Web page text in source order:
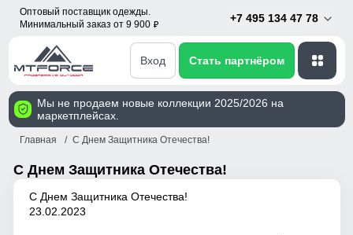
Оптовый поставщик одежды.
Минимальный заказ от 9 900 p
+7 495 134 47 78
Вход Стать партнёром
Мы не продаем новые коллекции 2025/2026 на
маркетплейсах.
Главная С Днем Защитника Отечества!
С Днем Защитника Отечества!
С Днем Защитника Отечества!
23.02.2023